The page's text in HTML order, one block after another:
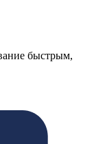
быстрым,